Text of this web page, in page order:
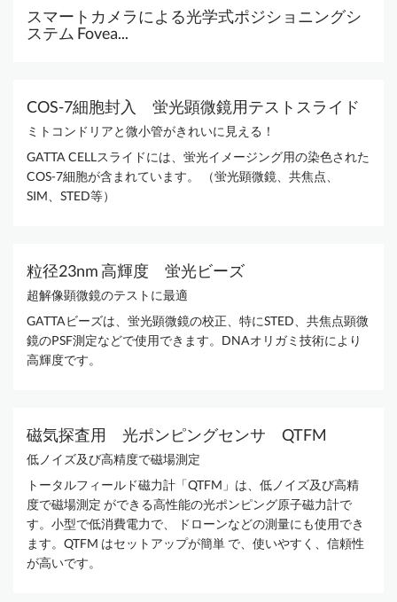
スマートカメラによる光学式ポジショニングシ
ステム Fovea...
COS-7細胞封入 蛍光顕微鏡用テストスライド
ミトコンドリアと微小管がきれいに見える！
GATTA CELLスライドには、蛍光イメージング用の染色された
COS-7細胞が含まれています。 （蛍光顕微鏡、共焦点、
SIM、STED等）
粒径23nm 高輝度 蛍光ビーズ
超解像顕微鏡のテストに最適
GATTAビーズは、蛍光顕微鏡の校正、特にSTED、共焦点顕微
鏡のPSF測定などで使用できます。DNAオリガミ技術により
高輝度です。
磁気探査用 光ポンピングセンサ QTFM
低ノイズ及び高精度で磁場測定
トータルフィールド磁力計「QTFM」は、低ノイズ及び高精
度で磁場測定 ができる高性能の光ポンピング原子磁力計で
す。小型で低消費電力で、 ドローンなどの測量にも使用でき
ます。QTFM はセットアップが簡単 で、使いやすく、信頼性
が高いです。